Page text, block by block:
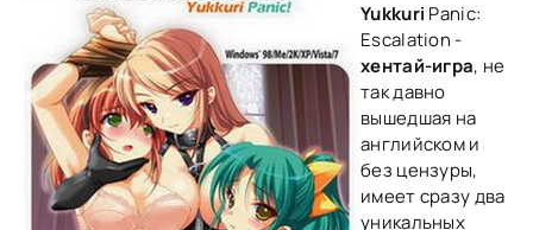
Yukkuri Panic:
Escalation -
хентай-игра, не
так давно
вышедшая на
английском и
без цензуры,
имеет сразу два
уникальных